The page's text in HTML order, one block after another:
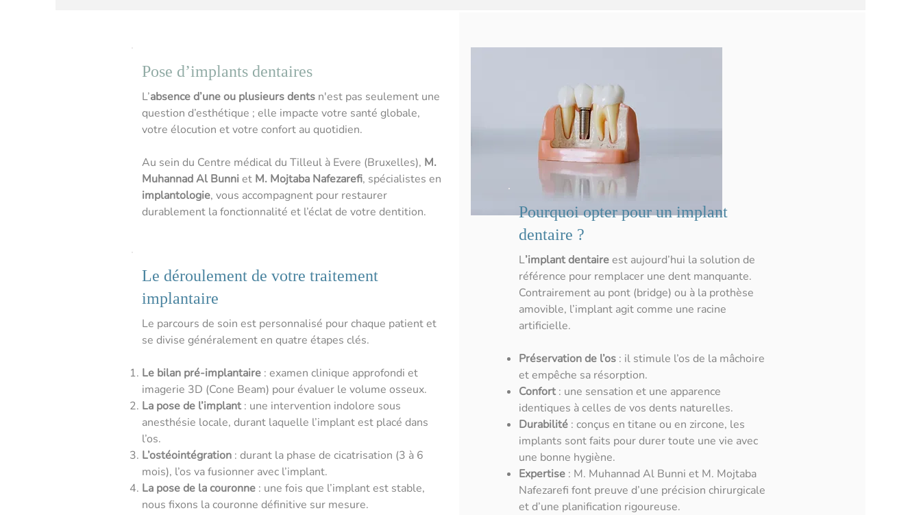
Pose d’implants dentaires
L’absence d’une ou plusieurs dents n'est pas seulement une
question d’esthétique ; elle impacte votre santé globale,
votre élocution et votre confort au quotidien.
Au sein du Centre médical du Tilleul à Evere (Bruxelles), M.
Muhannad Al Bunniet M. Mojtaba Nafezarefi, spécialistes en
implantologie, vous accompagnent pour restaurer
durablement la fonctionnalité et l’éclat de votre dentition.
Le déroulement de votre traitement
implantaire
Le parcours de soin est personnalisé pour chaque patient et
se divise généralement en quatre étapes clés.
Le bilan pré-implantaire : examen clinique approfondi et
imagerie 3D (Cone Beam) pour évaluer le volume osseux.
La pose de l’implant: une intervention indolore sous
anesthésie locale, durant laquelle l’implant est placé dans
l’os.
L’ostéointégration : durant la phase de cicatrisation (3 à 6
mois), l’os va fusionner avec l’implant.
La pose de la couronne : une fois que l’implant est stable,
nous fixons la couronne définitive sur mesure.
Pourquoi opter pour un implant
dentaire ?
L’implant dentaireest aujourd’hui la solution de
référence pour remplacer une dent manquante.
Contrairement au pont (bridge) ou à la prothèse
amovible, l’implant agit comme une racine
artificielle.
Préservation de l’os : il stimule l’os de la mâchoire
et empêche sa résorption.
Confort: une sensation et une apparence
identiques à celles de vos dents naturelles.
Durabilité : conçus en titane ou en zircone, les
implants sont faits pour durer toute une vie avec
une bonne hygiène.
Expertise : M. Muhannad Al Bunni et M. Mojtaba
Nafezarefi font preuve d’une précision chirurgicale
et d’une planification rigoureuse.